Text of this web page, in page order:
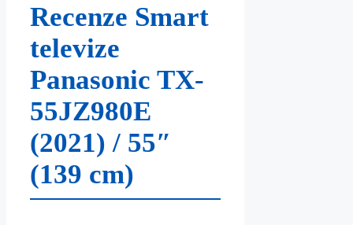
Recenze Smart
televize
Panasonic TX-
55JZ980E
(2021) / 55″
(139 cm)